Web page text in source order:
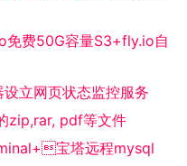
费50G容量S3+fly.io自
立网页状态监控服务
zip,rar, pdf等文件
宝塔远程mysql